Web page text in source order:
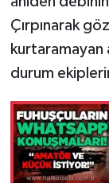
Çırpınarak
kurtaramayan
durum
MAGAZİN
Politika
Resmi İlan
Röportaj